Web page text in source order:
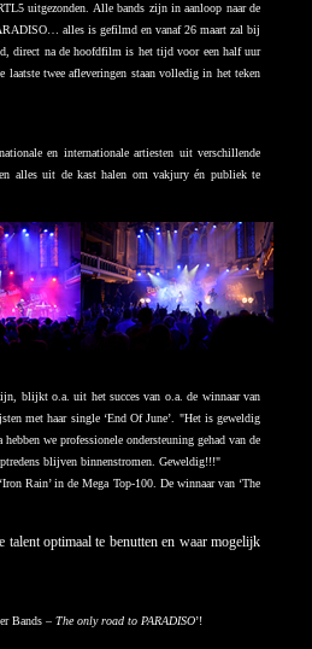
uitgezonden. Alle bands zijn in aanloop naar de
alles is gefilmd en vanaf 26 maart zal bij
direct na de hoofdfilm is het tijd voor een half uur
laatste twee afleveringen staan volledig in het teken
en internationale artiesten uit verschillende
alles uit de kast halen om vakjury én publiek te
blijkt o.a. uit het succes van o.a. de winnaar van
met haar single ‘End Of June’. "Het is geweldig
we professionele ondersteuning gehad van de
blijven binnenstromen. Geweldig!!!"
Rain’ in de Mega Top-100. De winnaar van ‘The
talent optimaal te benutten en waar mogelijk
Bands – The only road to PARADISO’!